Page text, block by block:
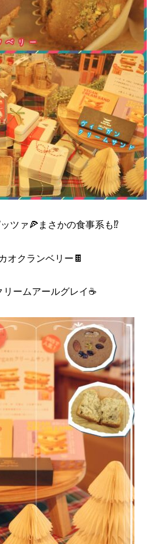
ツァ🍕まさかの食事系も⁉️
オクランベリー🍫
リームアールグレイ☕️